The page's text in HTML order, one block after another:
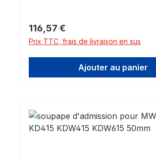
Prix régulier :
116,57 €
Prix TTC, frais de livraison en sus
Ajouter au panier